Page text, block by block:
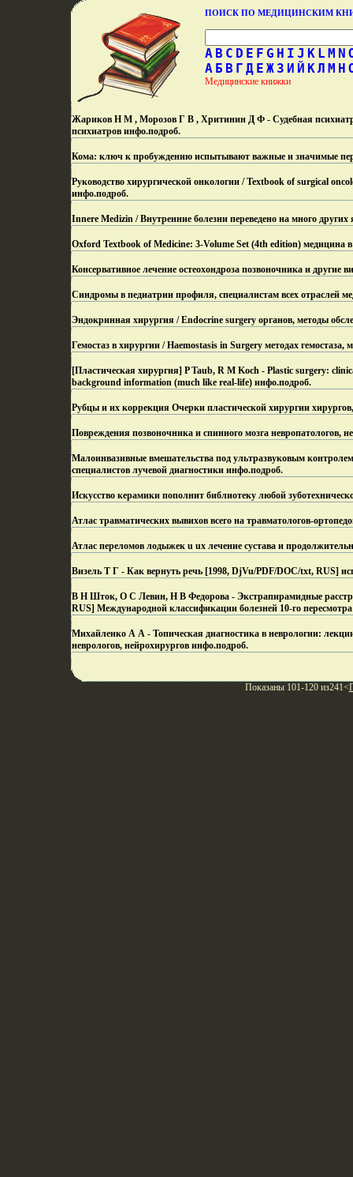
ПОИСК ПО МЕДИЦИНСКИМ
A B C D E F G H I J K L M N
А Б В Г Д Е Ж З И Й КЛ М Н
Медицинские книжки
Жариков Н М , Морозов Г В , Хритинин Д Ф - Судебная
психиатров инфо.подроб.
Кома: ключ к пробуждению испытывают важные и значимые
Руководство хирургической онкологии / Textbook of surgical
инфо.подроб.
Innere Medizin / Внутренние болезни переведено на много
Oxford Textbook of Medicine: 3-Volume Set (4th edition) медицина
Консервативное лечение остеохондроза позвоночника и другие
Синдромы в педиатрии профиля, специалистам всех отраслей
Эндокринная хирургия / Endocrine surgery органов, методы
Гемостаз в хирургии / Haemostasis in Surgery методах
[Пластическая хирургия] P Taub, R M Koch - Plastic surgery:
background information (much like real-life) инфо.подроб.
Рубцы и их коррекция Очерки пластической хирургии
Повреждения позвоночника и спинного мозга невропатологов,
Малоинвазивные вмешательства под ультразвуковым
специалистов лучевой диагностики инфо.подроб.
Искусство керамики пополнит библиотеку любой
Атлас травматических вывихов всего на травматологов-
Атлас переломов лодыжек u ux лечение сустава и
Визель Т Г - Как вернуть речь [1998, DjVu/PDF/DOC/txt, RUS]
В Н Шток, О С Левин, Н В Федорова - Экстрапирамидные
RUS] Международной классификации болезней 10-го
Михайленко А А - Топическая диагностика в неврологии:
неврологов, нейрохирургов инфо.подроб.
Показаны 101-120 из241<